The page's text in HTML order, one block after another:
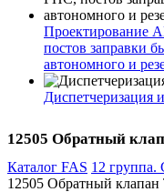
Проектирование
постов заправки
автономного и
Диспетчеризация
12505 Обратный
Каталог FAS 12 группа.
12505 Обратный